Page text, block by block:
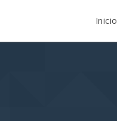
Inicio